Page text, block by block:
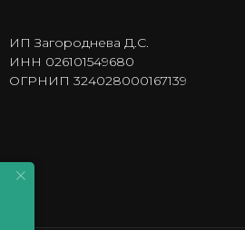
ИП Загороднева Д.С.
ИНН 026101549680
ОГРНИП 324028000167139